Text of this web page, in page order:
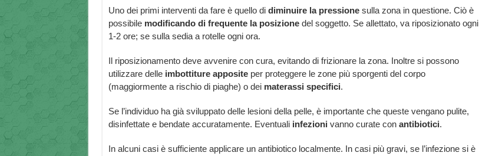
Uno dei primi interventi da fare è quello di diminuire la pressionesulla zona in questione. Ciò è
possibile modificando di frequente la posizionedel soggetto. Se allettato, va riposizionato ogni
1-2 ore; se sulla sedia a rotelle ogni ora.
Il riposizionamento deve avvenire con cura, evitando di frizionare la zona. Inoltre si possono
utilizzare delle imbottiture appositeper proteggere le zone più sporgenti del corpo
(maggiormente a rischio di piaghe) o dei materassi specifici.
Se l’individuo ha già sviluppato delle lesioni della pelle, è importante che queste vengano pulite,
disinfettate e bendate accuratamente. Eventuali infezioni vanno curate con antibiotici.
In alcuni casi è sufficiente applicare un antibiotico localmente. In casi più gravi, se l’infezione si è